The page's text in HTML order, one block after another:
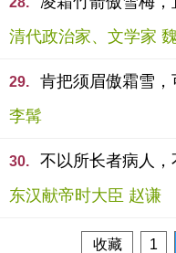
清代政治家、文学家
29.
肯把须眉傲霜雪，
李髯
30.
不以所长者病人，
东汉献帝时大臣 赵谦
收藏 1